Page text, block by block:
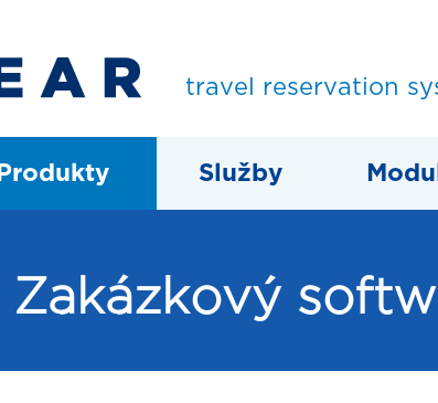
travel reservation
Produkty Služby
Zakázkový